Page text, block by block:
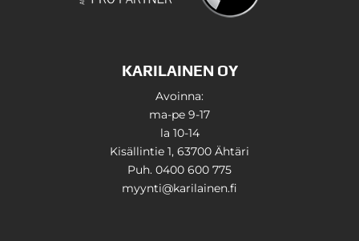
KARILAINEN OY
Avoinna:
ma-pe 9-17
la 10-14
Kisällintie 1, 63700 Ähtäri
Puh. 0400 600 775
myynti@karilainen.fi